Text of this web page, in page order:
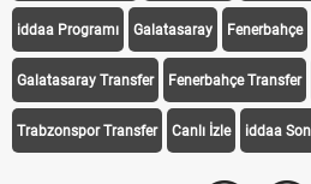
iddaa Programı Galatasaray Fenerbahçe
Galatasaray Transfer Fenerbahçe Transfer
Trabzonspor Transfer Canlı İzle iddaa